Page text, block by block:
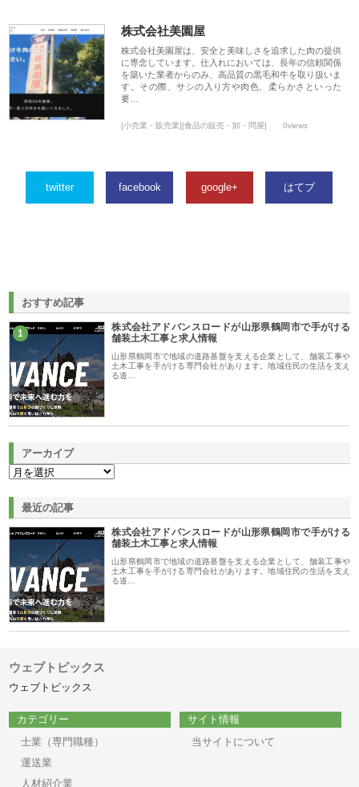
株式会社美園屋
株式会社美園屋は、安全と美味しさを追求した肉の提供
に専念しています。仕入れにおいては、長年の信頼関係
を築いた業者からのみ、高品質の黒毛和牛を取り扱いま
す。その際、サシの入り方や肉色、柔らかさといった
要…
[小売業・販売業][食品の販売・卸・問屋] 0views
twitter facebook google+ はてブ
おすすめ記事
1
株式会社アドバンスロードが山形県鶴岡市で手がける
舗装土木工事と求人情報
山形県鶴岡市で地域の道路基盤を支える企業として、舗装工事や
土木工事を手がける専門会社があります。地域住民の生活を支え
る道…
アーカイブ
最近の記事
株式会社アドバンスロードが山形県鶴岡市で手がける
舗装土木工事と求人情報
山形県鶴岡市で地域の道路基盤を支える企業として、舗装工事や
土木工事を手がける専門会社があります。地域住民の生活を支え
る道…
ウェブトピックス
ウェブトピックス
カテゴリー
士業（専門職種）
運送業
人材紹介業
サイト情報
当サイトについて